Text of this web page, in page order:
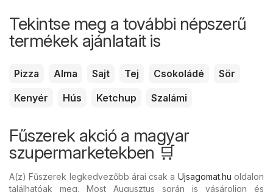
Tekintse meg a további népszerű
termékek ajánlatait is
Pizza Alma Sajt Tej Csokoládé
Sör
Kenyér
Hús Ketchup Szalámi
Fűszerek akció a magyar
szupermarketekben 🛒
A(z) Fűszerek legkedvezőbb árai csak a Ujsagomat.hu oldalon
találhatóak meg. Most Augusztus során is vásároljon és